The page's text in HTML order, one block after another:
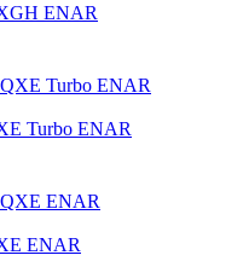
ENAR
Turbo ENAR
ENAR